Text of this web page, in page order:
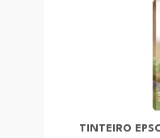
TINTEIRO